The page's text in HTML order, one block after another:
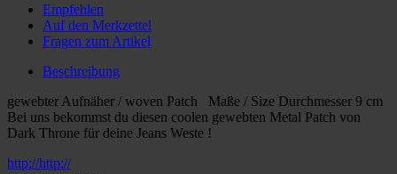
Empfehlen
Auf den Merkzettel
Fragen zum Artikel
Beschreibung
gewebter Aufnäher / woven Patch Maße / Size Durchmesser 9 cm
Bei uns bekommst du diesen coolen gewebten Metal Patch von
Dark Throne für deine Jeans Weste !
http://http://